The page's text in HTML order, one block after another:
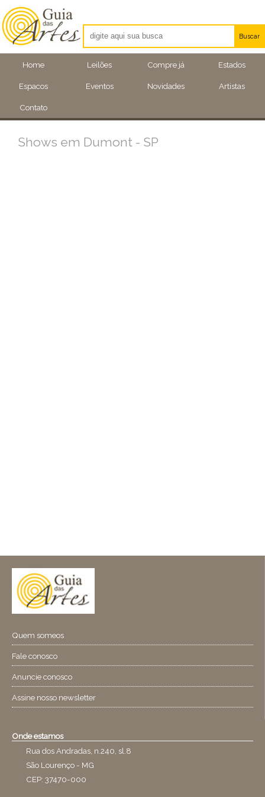
Home Leilões Compre já Estados
Espacos Eventos Novidades Artistas
Contato
Buscar
Artistas
Eventos
Shows em Dumont - SP
Quem someos
Fale conosco
Anuncie conosco
Assine nosso newsletter
Onde estamos
Rua dos Andradas, n.240, sl.8
São Lourenço - MG
CEP: 37470-000